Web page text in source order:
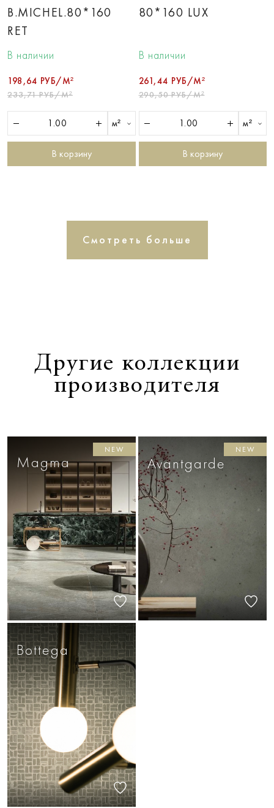
B.MICHEL.80*160
RET
В наличии
198,64 РУБ/М²
233,71 РУБ/М²
м²
В корзину
80*160 LUX
В наличии
261,44 РУБ/М²
290,50 РУБ/М²
м²
В корзину
Смотреть больше
Другие коллекции
производителя
Magma
NEW
Avantgarde
NEW
Bottega